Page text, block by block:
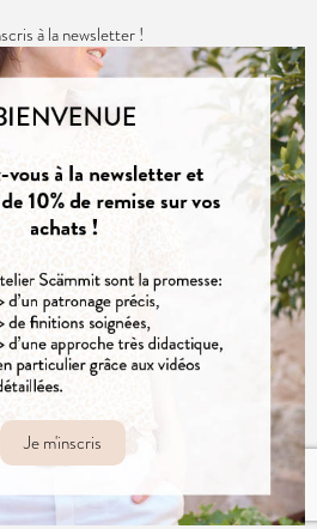
à la newsletter !
OK
à tout moment. Vous trouverez pour cela
la
du site.
Je m'inscris